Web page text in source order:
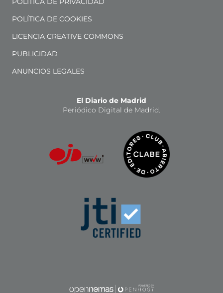
POLÍTICA DE COOKIES
LICENCIA CREATIVE COMMONS
PUBLICIDAD
ANUNCIOS LEGALES
El Diario de Madrid
Periódico Digital de Madrid.